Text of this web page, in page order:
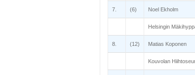
7. (6) Noel Ekholm
Helsingin
8. (12) Matias Koponen
Kouvolan